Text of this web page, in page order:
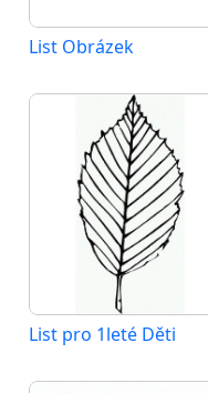
List Obrázek
List pro 1leté Děti